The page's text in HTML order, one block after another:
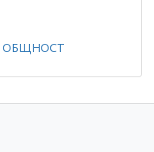
ОБЩНОСТ